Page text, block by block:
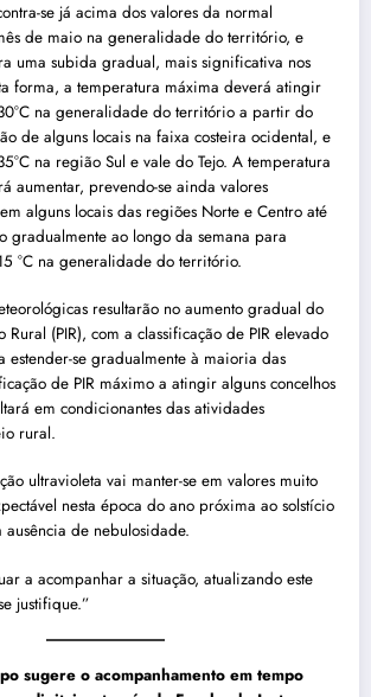
se já acima dos valores da normal
de maio na generalidade do território, e
uma subida gradual, mais significativa nos
forma, a temperatura máxima deverá atingir
na generalidade do território a partir do
de alguns locais na faixa costeira ocidental, e
na região Sul e vale do Tejo. A temperatura
aumentar, prevendo-se ainda valores
alguns locais das regiões Norte e Centro até
gradualmente ao longo da semana para
°C na generalidade do território.
resultarão no aumento gradual do
Rural (PIR), com a classificação de PIR elevado
estender-se gradualmente à maioria das
de PIR máximo a atingir alguns concelhos
em condicionantes das atividades
rural.
ultravioleta vai manter-se em valores muito
nesta época do ano próxima ao solstício
de nebulosidade.
a acompanhar a situação, atualizando este
justifique.”
sugere o acompanhamento em tempo